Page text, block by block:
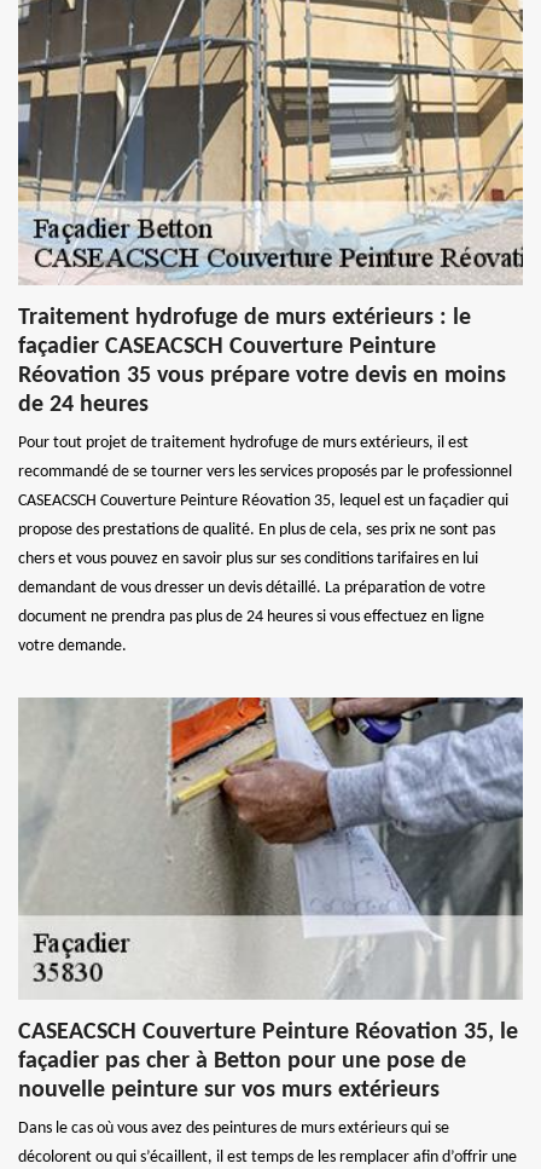
Traitement hydrofuge de murs extérieurs : le
façadier CASEACSCH Couverture Peinture
Réovation 35 vous prépare votre devis en moins
de 24 heures
Pour tout projet de traitement hydrofuge de murs extérieurs, il est
recommandé de se tourner vers les services proposés par le professionnel
CASEACSCH Couverture Peinture Réovation 35, lequel est un façadier qui
propose des prestations de qualité. En plus de cela, ses prix ne sont pas
chers et vous pouvez en savoir plus sur ses conditions tarifaires en lui
demandant de vous dresser un devis détaillé. La préparation de votre
document ne prendra pas plus de 24 heures si vous effectuez en ligne
votre demande.
CASEACSCH Couverture Peinture Réovation 35, le
façadier pas cher à Betton pour une pose de
nouvelle peinture sur vos murs extérieurs
Dans le cas où vous avez des peintures de murs extérieurs qui se
décolorent ou qui s’écaillent, il est temps de les remplacer afin d’offrir une